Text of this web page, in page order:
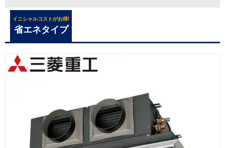
イニシャルコストがお得!
省エネタイプ